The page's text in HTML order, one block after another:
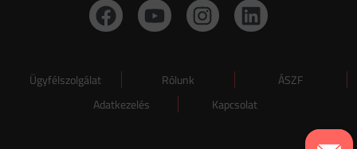
Ügyfélszolgálat Rólunk
ÁSZF
Adatkezelés
Kapcsolat